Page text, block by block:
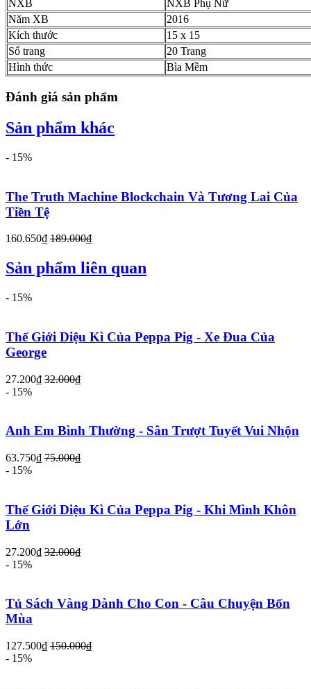
NXB
NXB Phụ Nữ
Năm XB
2016
Kích thước
15 x 15
Số trang
20 Trang
Hình thức
Bìa Mềm
Đánh giá sản phẩm
Sản phẩm khác
- 15%
The Truth Machine Blockchain Và Tương Lai Của
Tiền Tệ
160.650₫ 189.000₫
Sản phẩm liên quan
- 15%
Thế Giới Diệu Kì Của Peppa Pig - Xe Đua Của
George
27.200₫ 32.000₫
- 15%
Anh Em Bình Thường - Sân Trượt Tuyết Vui Nhộn
63.750₫ 75.000₫
- 15%
Thế Giới Diệu Kì Của Peppa Pig - Khi Mình Khôn
Lớn
27.200₫ 32.000₫
- 15%
Tủ Sách Vàng Dành Cho Con - Câu Chuyện Bốn
Mùa
127.500₫ 150.000₫
- 15%